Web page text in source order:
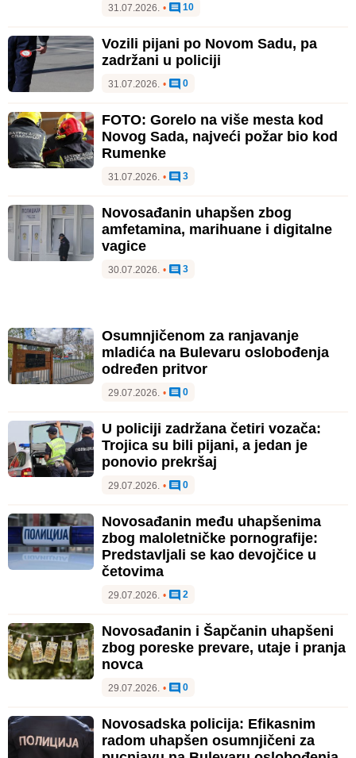
31.07.2026. • 10
Vozili pijani po Novom Sadu, pa
zadržani u policiji
31.07.2026. • 0
FOTO: Gorelo na više mesta kod
Novog Sada, najveći požar bio kod
Rumenke
31.07.2026. • 3
Novosađanin uhapšen zbog
amfetamina, marihuane i digitalne
vagice
30.07.2026. • 3
Osumnjičenom za ranjavanje
mladića na Bulevaru oslobođenja
određen pritvor
29.07.2026. • 0
U policiji zadržana četiri vozača:
Trojica su bili pijani, a jedan je
ponovio prekršaj
29.07.2026. • 0
Novosađanin među uhapšenima
zbog maloletničke pornografije:
Predstavljali se kao devojčice u
četovima
29.07.2026. • 2
Novosađanin i Šapčanin uhapšeni
zbog poreske prevare, utaje i pranja
novca
29.07.2026. • 0
Novosadska policija: Efikasnim
radom uhapšen osumnjičeni za